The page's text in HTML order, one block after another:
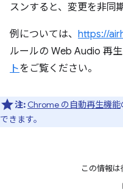
スンすると、変更を非同
例については、 https://
ルールの Web Audio 再
トをご覧ください。
注: Chrome の自動再生機能
できます。
この情報